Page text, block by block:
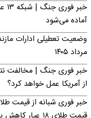
آماده می‌شود
مرداد ۱۴۰۵
خبر فوری جنگ | مخالفت
از آمریکا عمل خواهد کرد؟